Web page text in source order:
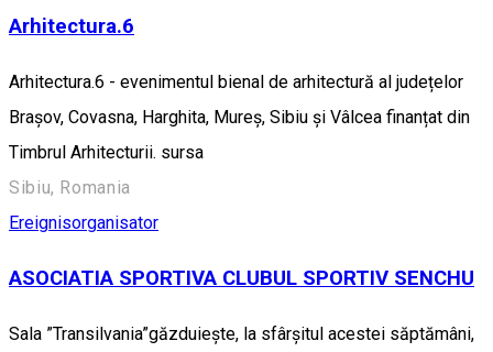
Arhitectura.6
Arhitectura.6 - evenimentul bienal de arhitectură al județelor
Brașov, Covasna, Harghita, Mureș, Sibiu și Vâlcea finanțat din
Timbrul Arhitecturii. sursa
Sibiu, Romania
Ereignisorganisator
ASOCIATIA SPORTIVA CLUBUL SPORTIV SENCHU
Sala ”Transilvania”găzduiește, la sfârșitul acestei săptămâni,